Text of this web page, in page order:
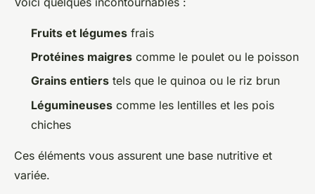
Fruits et légumes frais
Protéines maigres comme le poulet ou le poisson
Grains entiers tels que le quinoa ou le riz brun
Légumineuses comme les lentilles et les pois
chiches
Ces éléments vous assurent une base nutritive et
variée.